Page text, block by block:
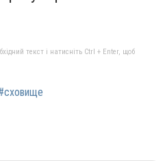
текст і натисніть Ctrl + Enter, щоб